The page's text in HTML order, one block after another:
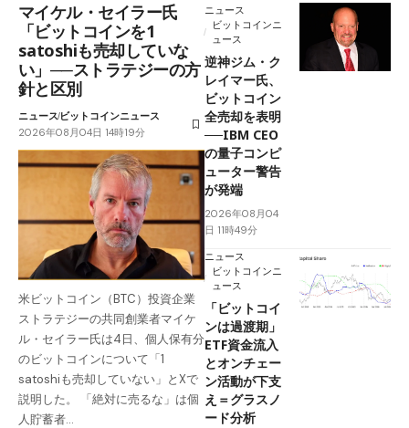
マイケル・セイラー氏
「ビットコインを1
satoshiも売却していな
い」──ストラテジーの方
針と区別
ニュースビットコインニュース
2026年08月04日 14時19分
米ビットコイン（BTC）投資企業
ストラテジーの共同創業者マイケ
ル・セイラー氏は4日、個人保有分
のビットコインについて「1
satoshiも売却していない」とXで
説明した。 「絶対に売るな」は個
人貯蓄者…
ニュース
ビットコインニ
ュース
逆神ジム・ク
レイマー氏、
ビットコイン
全売却を表明
──IBM CEO
の量子コンピ
ューター警告
が発端
2026年08月04
日 11時49分
ニュース
ビットコインニ
ュース
「ビットコイ
ンは過渡期」
ETF資金流入
とオンチェー
ン活動が下支
え＝グラスノ
ード分析